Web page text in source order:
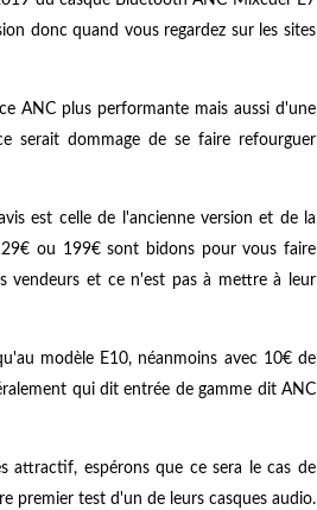
donc quand vous regardez sur les sites
ANC plus performante mais aussi d'une
serait dommage de se faire refourguer
est celle de l'ancienne version et de la
ou 199€ sont bidons pour vous faire
vendeurs et ce n'est pas à mettre à leur
modèle E10, néanmoins avec 10€ de
qui dit entrée de gamme dit ANC
attractif, espérons que ce sera le cas de
premier test d'un de leurs casques audio.